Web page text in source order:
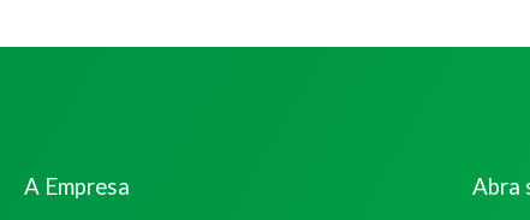
A Empresa Abra